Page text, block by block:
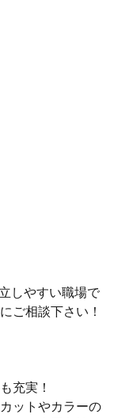
しやすい職場で
ご相談下さい！
充実！
ットやカラーの